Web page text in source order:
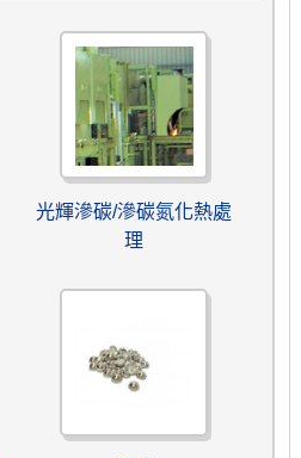
光輝滲碳/滲碳氮化熱處
理